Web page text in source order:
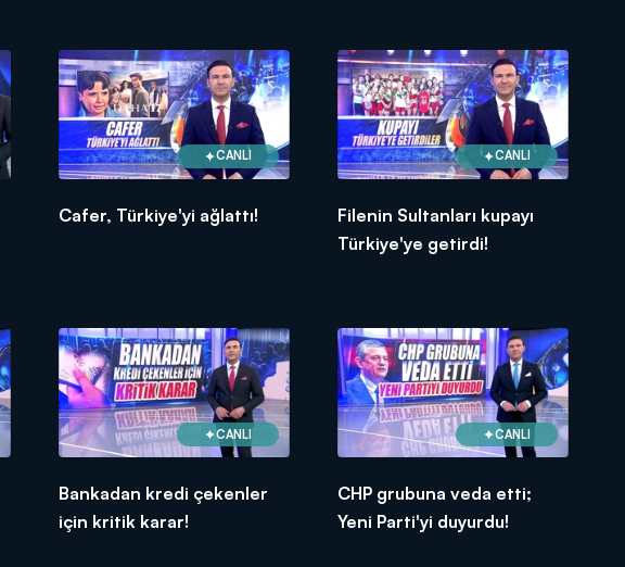
CANLI
Cafer, Türkiye'yi ağlattı!
CANLI
Filenin Sultanları kupayı
Türkiye'ye getirdi!
CANLI
Bankadan kredi çekenler
için kritik karar!
CANLI
CHP grubuna veda etti;
Yeni Parti'yi duyurdu!